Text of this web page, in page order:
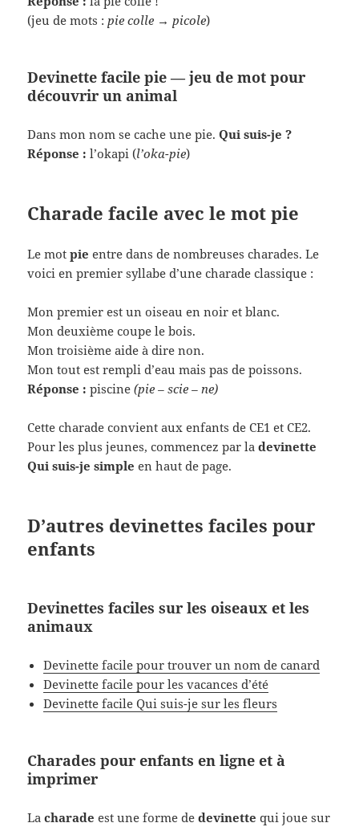
(jeu de mots : pie colle → picole)
Devinette facile pie — jeu de mot pour
découvrir un animal
Dans mon nom se cache une pie.Qui suis-je ?
Réponse : l’okapi (l’oka-pie)
Charade facile avec le mot pie
Le motpie entre dans de nombreuses charades. Le
voici en premier syllabe d’une charade classique :
Mon premier est un oiseau en noir et blanc.
Mon deuxième coupe le bois.
Mon troisième aide à dire non.
Mon tout est rempli d’eau mais pas de poissons.
Réponse : piscine(pie – scie – ne)
Cette charade convient aux enfants de CE1 et CE2.
Pour les plus jeunes, commencez par ladevinette
Qui suis-je simple en haut de page.
D’autres devinettes faciles pour
enfants
Devinettes faciles sur les oiseaux et les
animaux
Devinette facile pour trouver un nom de canard
Devinette facile pour les vacances d’été
Devinette facile Qui suis-je sur les fleurs
Charades pour enfants en ligne et à
imprimer
Lacharade est une forme dedevinette qui joue sur